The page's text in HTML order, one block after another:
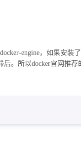
engine，如果安装
后。所以docker官网推荐